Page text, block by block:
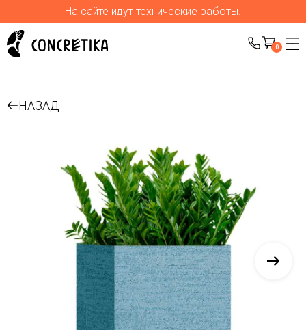
На сайте идут технические работы.
0
НАЗАД